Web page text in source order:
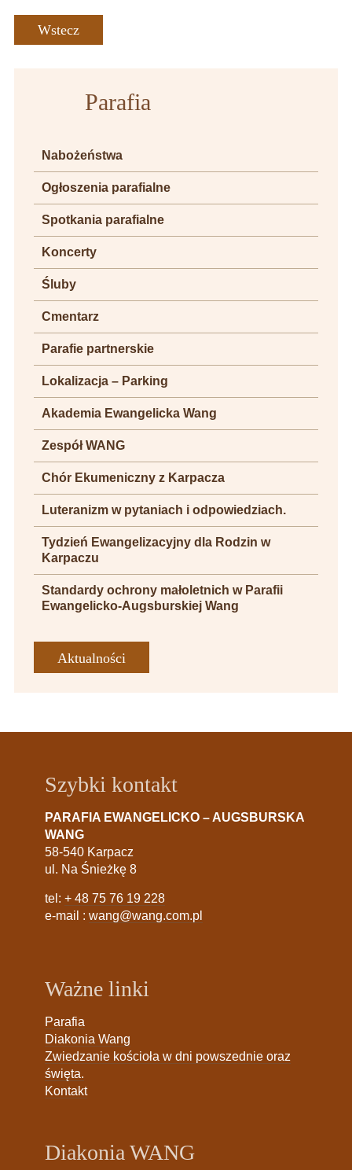
Wstecz
Parafia
Nabożeństwa
Ogłoszenia parafialne
Spotkania parafialne
Koncerty
Śluby
Cmentarz
Parafie partnerskie
Lokalizacja – Parking
Akademia Ewangelicka Wang
Zespół WANG
Chór Ekumeniczny z Karpacza
Luteranizm w pytaniach i odpowiedziach.
Tydzień Ewangelizacyjny dla Rodzin w
Karpaczu
Standardy ochrony małoletnich w Parafii
Ewangelicko-Augsburskiej Wang
Aktualności
Szybki kontakt
PARAFIA EWANGELICKO – AUGSBURSKA
WANG
58-540 Karpacz
ul. Na Śnieżkę 8
tel: + 48 75 76 19 228
e-mail : wang@wang.com.pl
Ważne linki
Parafia
Diakonia Wang
Zwiedzanie kościoła w dni powszednie oraz
święta.
Kontakt
Diakonia WANG